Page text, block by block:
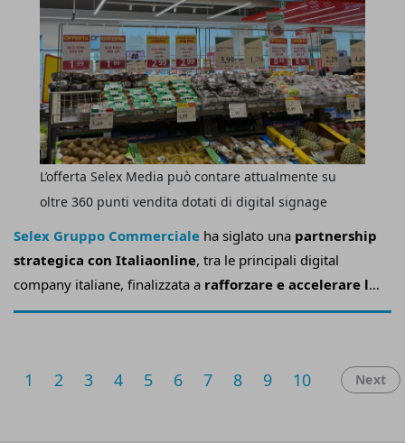
Selex Gruppo Commerciale ha siglato una partnership
strategica con Italiaonline, tra le principali digital
company italiane, finalizzata a rafforzare e accelerare lo
sviluppo del proprio ecosistema di retail media, Selex
L’offerta Selex Media può contare attualmente su
oltre 360 punti vendita dotati di digital signage
1 2 3 4 5 6 7 8 9 10 Next